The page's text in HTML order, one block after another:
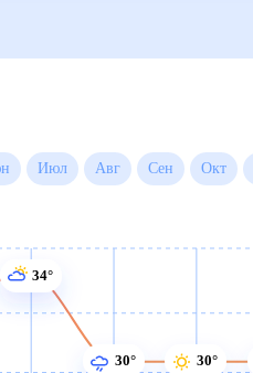
Июн Июл Авг Сен
34°
30° 30°